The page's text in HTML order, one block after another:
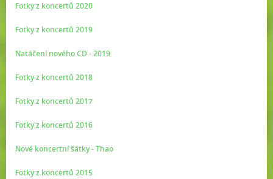
Fotky z koncertů 2020
Fotky z koncertů 2019
Natáčení nového CD - 2019
Fotky z koncertů 2018
Fotky z koncertů 2017
Fotky z koncertů 2016
Nové koncertní šátky - Thao
Fotky z koncertů 2015